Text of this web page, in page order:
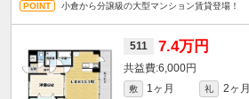
小倉から分譲級の大型マンション賃貸登場！
511 7.4万円
6,000円
敷 1ヶ月 礼
2ヶ月